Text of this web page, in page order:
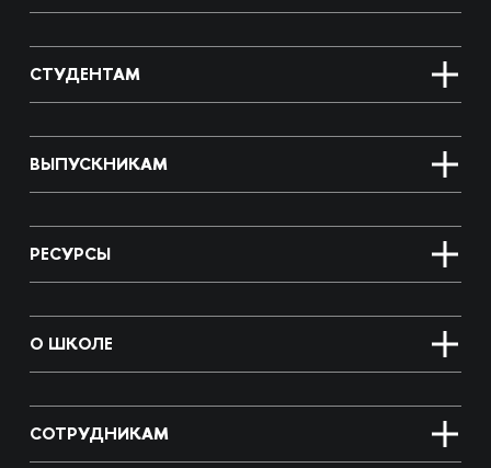
СТУДЕНТАМ
ВЫПУСКНИКАМ
РЕСУРСЫ
О ШКОЛЕ
СОТРУДНИКАМ